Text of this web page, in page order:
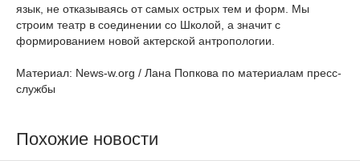
язык, не отказываясь от самых острых тем и форм. Мы
строим театр в соединении со Школой, а значит с
формированием новой актерской антропологии.
Материал: News-w.org / Лана Попкова по материалам пресс-
службы
Похожие новости